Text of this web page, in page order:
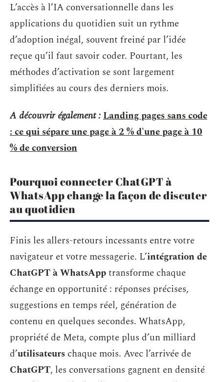
L’accès à l’IA conversationnelle dans les
applications du quotidien suit un rythme
d’adoption inégal, souvent freiné par l’idée
reçue qu’il faut savoir coder. Pourtant, les
méthodes d’activation se sont largement
simplifiées au cours des derniers mois.
A découvrir également :Landing pages sans code
: ce qui sépare une page à 2 % d'une page à 10
% de conversion
Pourquoi connecter ChatGPT à
WhatsApp change la façon de discuter
au quotidien
Finis les allers-retours incessants entre votre
navigateur et votre messagerie. L’intégration de
ChatGPT à WhatsApptransforme chaque
échange en opportunité : réponses précises,
suggestions en temps réel, génération de
contenu en quelques secondes. WhatsApp,
propriété de Meta, compte plus d’un milliard
d’utilisateurs chaque mois. Avec l’arrivée de
ChatGPT, les conversations gagnent en densité